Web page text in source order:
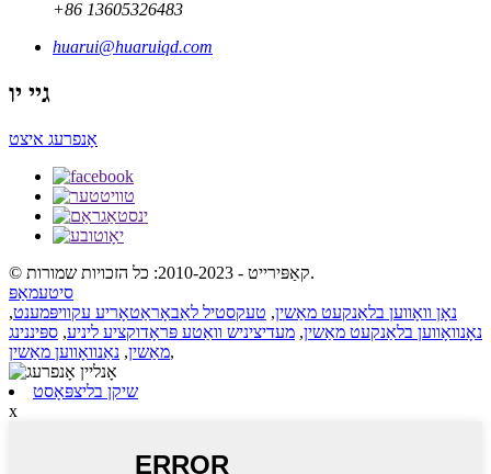
+86 13605326483
huarui@huaruiqd.com
גיי יו
אָנפרעג איצט
© קאַפּירייט - 2010-2023: כל הזכויות שמורות.
סיטעמאַפּ
נאָן וואָווען בלאַנקעט מאַשין, טעקסטיל לאַבאָראַטאָריע עקוויפּמענט,
נאָנוואָווען בלאַנקעט מאַשין, מעדיציניש וואַטע פּראָדוקציע ליניע, ספּיננינג
מאַשין, נאַנוואָווען מאַשין ,
שיקן בליצפּאָסט
x